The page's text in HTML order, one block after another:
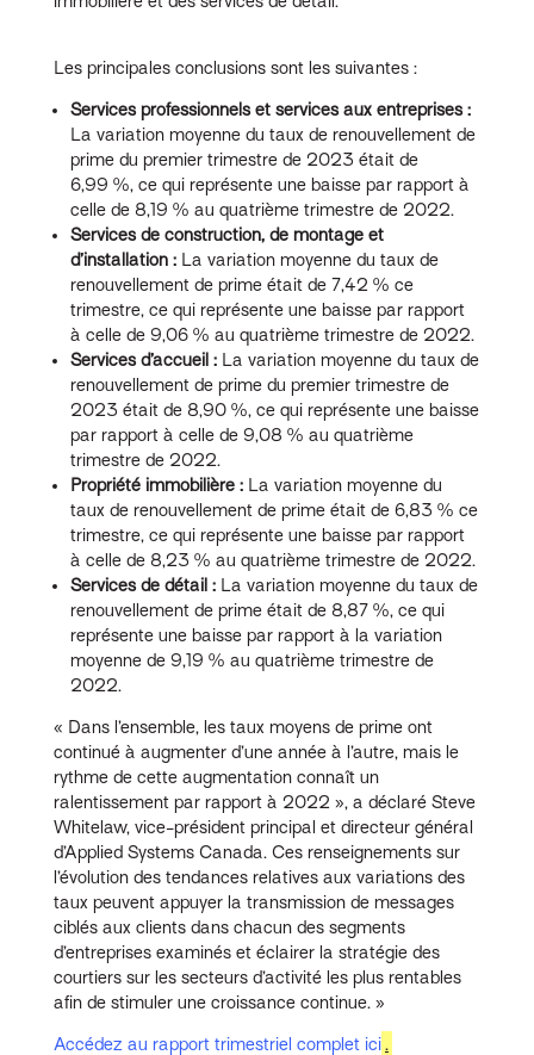
Les principales conclusions sont les suivantes :
Services professionnels et services aux entreprises :
La variation moyenne du taux de renouvellement de
prime du premier trimestre de 2023 était de
6,99 %, ce qui représente une baisse par rapport à
celle de 8,19 % au quatrième trimestre de 2022.
Services de construction, de montage et
d’installation : La variation moyenne du taux de
renouvellement de prime était de 7,42 % ce
trimestre, ce qui représente une baisse par rapport
à celle de 9,06 % au quatrième trimestre de 2022.
Services d’accueil : La variation moyenne du taux de
renouvellement de prime du premier trimestre de
2023 était de 8,90 %, ce qui représente une baisse
par rapport à celle de 9,08 % au quatrième
trimestre de 2022.
Propriété immobilière : La variation moyenne du
taux de renouvellement de prime était de 6,83 % ce
trimestre, ce qui représente une baisse par rapport
à celle de 8,23 % au quatrième trimestre de 2022.
Services de détail : La variation moyenne du taux de
renouvellement de prime était de 8,87 %, ce qui
représente une baisse par rapport à la variation
moyenne de 9,19 % au quatrième trimestre de
2022.
« Dans l’ensemble, les taux moyens de prime ont
continué à augmenter d’une année à l’autre, mais le
rythme de cette augmentation connaît un
ralentissement par rapport à 2022 », a déclaré Steve
Whitelaw, vice-président principal et directeur général
d’Applied Systems Canada. Ces renseignements sur
l’évolution des tendances relatives aux variations des
taux peuvent appuyer la transmission de messages
ciblés aux clients dans chacun des segments
d’entreprises examinés et éclairer la stratégie des
courtiers sur les secteurs d’activité les plus rentables
afin de stimuler une croissance continue. »
Accédez au rapport trimestriel complet ici.